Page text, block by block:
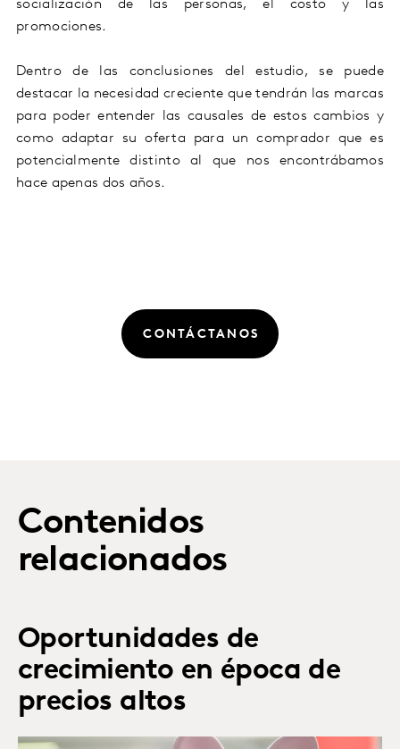
socialización de las personas, el costo y las
promociones.
Dentro de las conclusiones del estudio, se puede
destacar la necesidad creciente que tendrán las marcas
para poder entender las causales de estos cambios y
como adaptar su oferta para un comprador que es
potencialmente distinto al que nos encontrábamos
hace apenas dos años.
CONTÁCTANOS
Contenidos
relacionados
Oportunidades de
crecimiento en época de
precios altos